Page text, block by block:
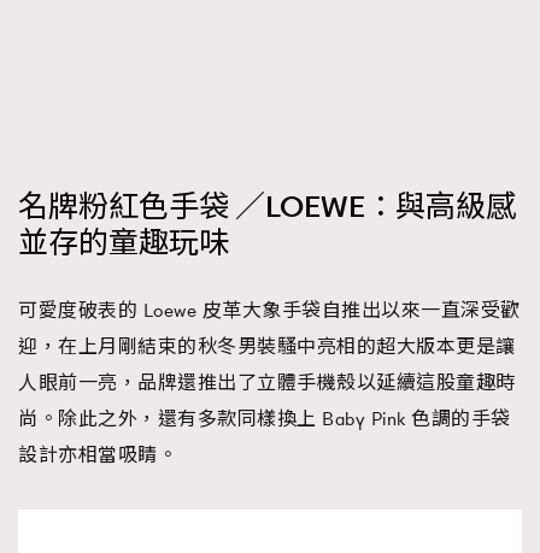
名牌粉紅色手袋 ／LOEWE：與高級感
並存的童趣玩味
可愛度破表的 Loewe 皮革大象手袋自推出以來一直深受歡
迎，在上月剛結束的秋冬男裝騷中亮相的超大版本更是讓
人眼前一亮，品牌還推出了立體手機殼以延續這股童趣時
尚。除此之外，還有多款同樣換上 Baby Pink 色調的手袋
設計亦相當吸睛。